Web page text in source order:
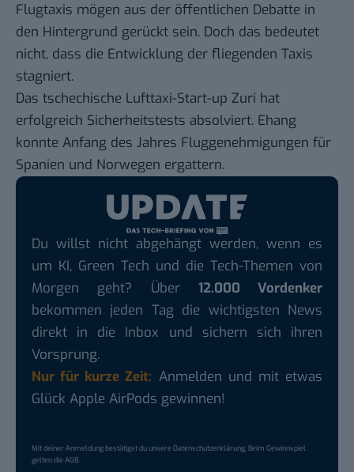
Flugtaxis mögen aus der öffentlichen Debatte in
den Hintergrund gerückt sein. Doch das bedeutet
nicht, dass die Entwicklung der fliegenden Taxis
stagniert.
Das tschechische Lufttaxi-Start-up Zuri hat
erfolgreich Sicherheitstests absolviert. Ehang
konnte Anfang des Jahres Fluggenehmigungen für
Spanien und Norwegen ergattern.
Du willst nicht abgehängt werden, wenn es
um KI, Green Tech und die Tech-Themen von
Morgen geht? Über 12.000 Vordenker
bekommen jeden Tag die wichtigsten News
direkt in die Inbox und sichern sich ihren
Vorsprung.
Nur für kurze Zeit: Anmelden und mit etwas
Glück Apple AirPods gewinnen!
Mit deiner Anmeldung bestätigst du unsereDatenschutzerklärung. Beim Gewinnspiel
gelten dieAGB.